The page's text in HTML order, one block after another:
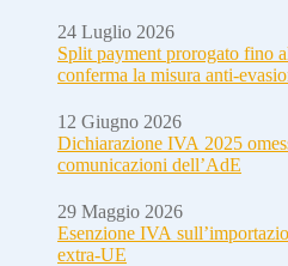
24 Luglio 2026
Split payment prorogato fino
conferma la misura anti-
12 Giugno 2026
Dichiarazione IVA 2025
comunicazioni dell’AdE
29 Maggio 2026
Esenzione IVA
extra-UE